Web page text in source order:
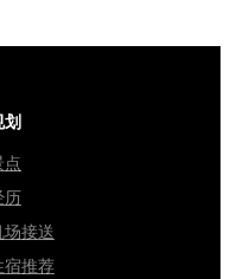
划
点
历
场接送
宿推荐